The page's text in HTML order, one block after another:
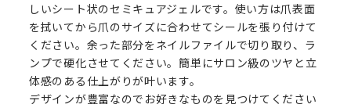
しいシート状のセミキュアジェルです。使い方は爪表面
を拭いてから爪のサイズに合わせてシールを張り付けて
ください。余った部分をネイルファイルで切り取り、ラ
ンプで硬化させてください。簡単にサロン級のツヤと立
体感のある仕上がりが叶います。
デザインが豊富なのでお好きなものを見つけてください